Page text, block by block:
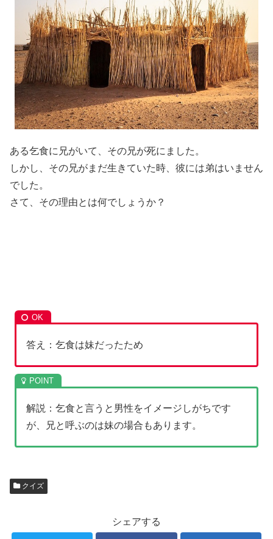
ある乞食に兄がいて、その兄が死にました。
しかし、その兄がまだ生きていた時、彼には弟はいません
でした。
さて、その理由とは何でしょうか？
答え：乞食は妹だったため
解説：乞食と言うと男性をイメージしがちです
が、兄と呼ぶのは妹の場合もあります。
クイズ
シェアする